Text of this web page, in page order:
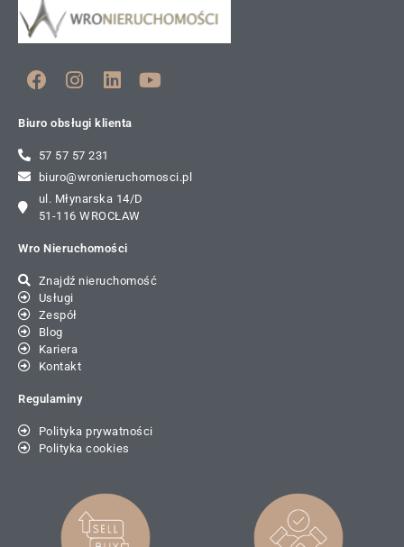
Biuro obsługi klienta
57 57 57 231
biuro@wronieruchomosci.pl
ul. Młynarska 14/D
51-116 WROCŁAW
Wro Nieruchomości
Znajdź nieruchomość
Usługi
Zespół
Blog
Kariera
Kontakt
Regulaminy
Polityka prywatności
Polityka cookies